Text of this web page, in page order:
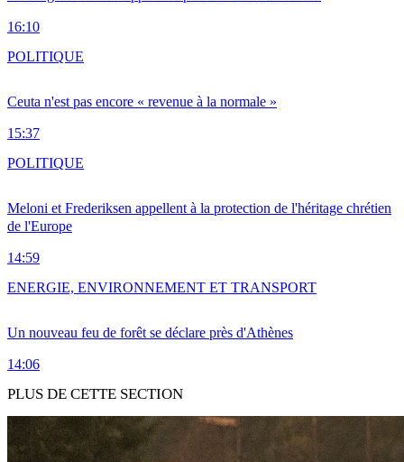
16:10
Ceuta n'est pas encore « revenue à la normale »
15:37
POLITIQUE
Meloni et Frederiksen appellent à la protection de l'héritage chrétien
de l'Europe
14:59
POLITIQUE
Un nouveau feu de forêt se déclare près d'Athènes
14:06
ENERGIE, ENVIRONNEMENT ET TRANSPORT
PLUS DE CETTE SECTION